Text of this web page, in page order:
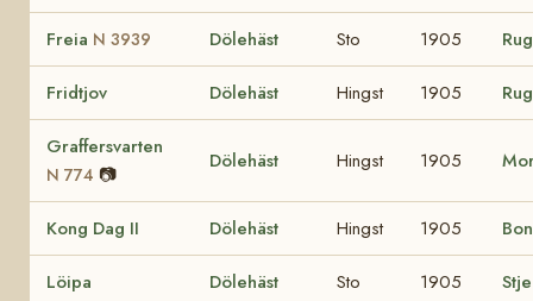
Freia N 3939 Dölehäst Sto 1905
Fridtjov Dölehäst Hingst 1905
Graffersvarten
N 774 📷
Dölehäst Hingst 1905
Kong Dag II Dölehäst Hingst 1905
Löipa Dölehäst Sto 1905